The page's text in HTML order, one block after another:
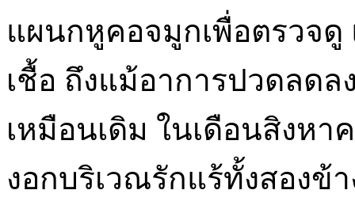
แผนกหูคอจมูกเพื่อตรวจ
เชื้อ ถึงแม้อาการปวดลด
เหมือนเดิม ในเดือนสิงห
งอกบริเวณรักแร้ทั้งสองข้